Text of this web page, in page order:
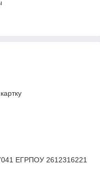
ЕГРПОУ 2612316221